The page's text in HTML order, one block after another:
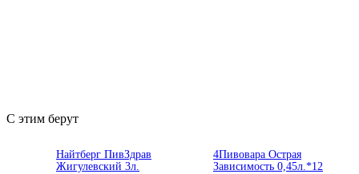
С этим берут
Найтберг ПивЗдрав
Жигулевский 3л.
4Пивовара Острая
Зависимость 0,45л.*12